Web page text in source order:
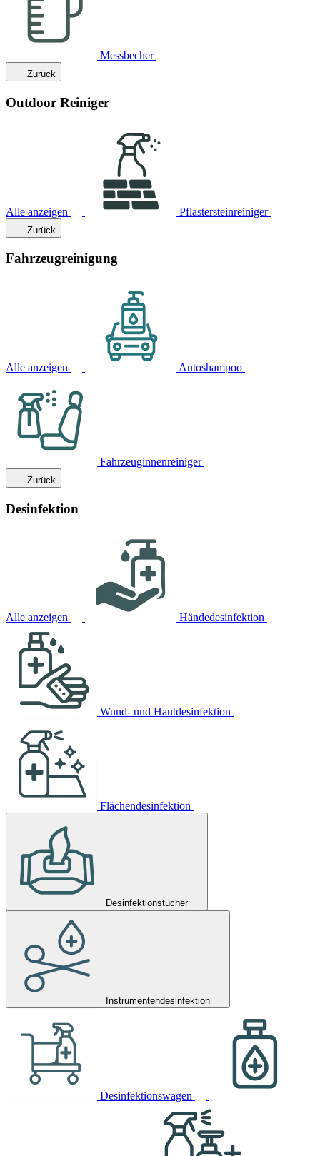
Messbecher
Zurück
Outdoor Reiniger
Alle anzeigen Pflastersteinreiniger
Zurück
Fahrzeugreinigung
Alle anzeigen Autoshampoo
Fahrzeuginnenreiniger
Zurück
Desinfektion
Alle anzeigen Händedesinfektion
Wund- und Hautdesinfektion
Flächendesinfektion
Desinfektionstücher
Instrumentendesinfektion
Desinfektionswagen